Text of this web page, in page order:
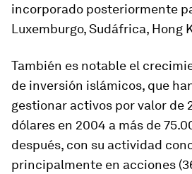
incorporado posteriormente
Luxemburgo, Sudáfrica, Hong
También es notable el
de inversión islámicos, que
gestionar activos por valor de
dólares en 2004 a más de
después, con su actividad
principalmente en acciones